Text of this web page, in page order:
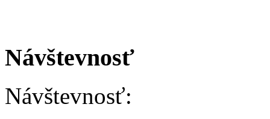
Návštevnosť
Návštevnosť: